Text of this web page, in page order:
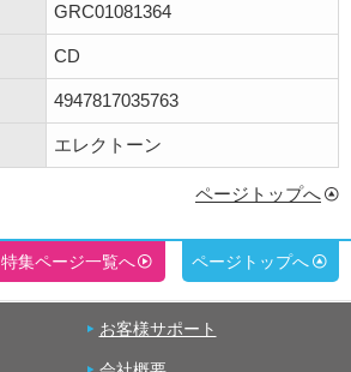
GRC01081364
CD
4947817035763
エレクトーン
ページトップへ
特集ページ一覧へ ページトップへ
お客様サポート